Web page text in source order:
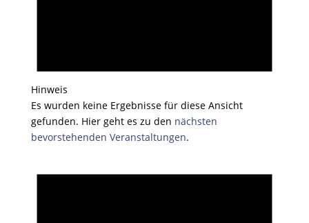
Hinweis
Es wurden keine Ergebnisse für diese Ansicht
gefunden. Hier geht es zu den nächsten
bevorstehenden Veranstaltungen.